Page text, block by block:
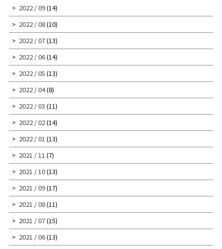
2022 / 09(14)
2022 / 08(10)
2022 / 07(13)
2022 / 06(14)
2022 / 05 (13)
2022 / 04(8)
2022 / 03 (11)
2022 / 02(14)
2022 / 01 (13)
2021 / 11 (7)
2021 / 10(13)
2021 / 09(17)
2021 / 08(11)
2021 / 07(15)
2021 / 06(13)